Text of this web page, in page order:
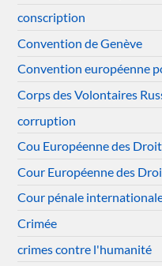
conscription
Convention de Genève
Convention européenne
Corps des Volontaires
corruption
Cou Européenne des
Cour Européenne des
Cour pénale
Crimée
crimes contre l'humanité